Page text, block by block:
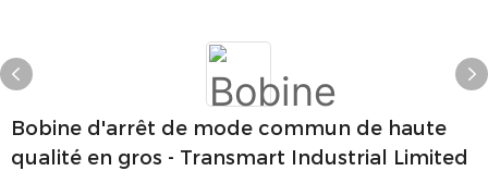
Bobine d'arrêt de mode commun de haute
qualité en gros - Transmart Industrial Limited